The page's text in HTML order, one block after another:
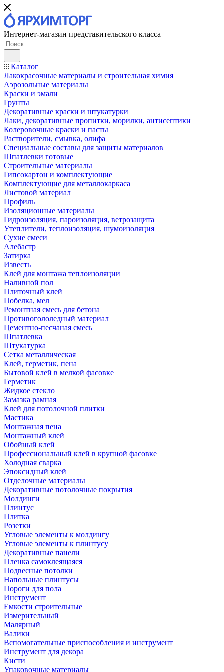
Интернет-магазин представительского класса
Каталог
Лакокрасочные материалы и строительная химия
Аэрозольные материалы
Краски и эмали
Грунты
Декоративные краски и штукатурки
Лаки, декоративные пропитки, морилки, антисептики
Колеровочные краски и пасты
Растворители, смывка, олифа
Специальные составы для защиты материалов
Шпатлевки готовые
Строительные материалы
Гипсокартон и комплектующие
Комплектующие для металлокаркаса
Листовой материал
Профиль
Изоляционные материалы
Гидроизоляция, пароизоляция, ветрозащита
Утеплители, теплоизоляция, шумоизоляция
Сухие смеси
Алебастр
Затирка
Известь
Клей для монтажа теплоизоляции
Наливной пол
Плиточный клей
Побелка, мел
Ремонтная смесь для бетона
Противогололедный материал
Цементно-песчаная смесь
Шпатлевка
Штукатурка
Сетка металлическая
Клей, герметик, пена
Бытовой клей в мелкой фасовке
Герметик
Жидкое стекло
Замазка рамная
Клей для потолочной плитки
Мастика
Монтажная пена
Монтажный клей
Обойный клей
Профессиональный клей в крупной фасовке
Холодная сварка
Эпоксидный клей
Отделочные материалы
Декоративные потолочные покрытия
Молдинги
Плинтус
Плитка
Розетки
Угловые элементы к молдингу
Угловые элементы к плинтусу
Декоративные панели
Пленка самоклеящаяся
Подвесные потолки
Напольные плинтусы
Пороги для пола
Инструмент
Емкости строительные
Измерительный
Малярный
Валики
Вспомогательные приспособления и инструмент
Инструмент для декора
Кисти
Упаковочные материалы